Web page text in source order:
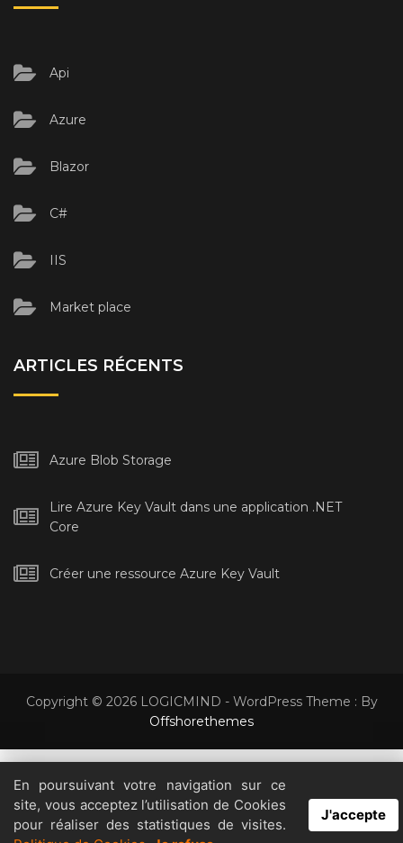
En visitant notre site, vous acceptez notre politique de confidentialité
concernant les cookies, le suivi, les statistiques, etc.
Lire la suite
Accepter X
Api
Azure
Blazor
C#
IIS
Market place
ARTICLES RÉCENTS
Azure Blob Storage
Lire Azure Key Vault dans une application .NET
Core
Créer une ressource Azure Key Vault
Copyright © 2026 LOGICMIND - WordPress Theme : By
Offshorethemes
En poursuivant votre navigation sur ce
site, vous acceptez l’utilisation de Cookies
pour réaliser des statistiques de visites.
J'accepte